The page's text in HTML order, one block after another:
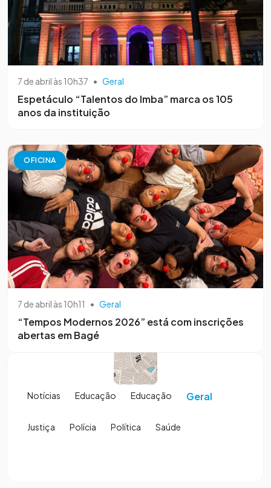
7 de abril às 10h37 • Geral
Espetáculo “Talentos do Imba” marca os 105
anos da instituição
OFICINA
7 de abril às 10h11 • Geral
“Tempos Modernos 2026” está com inscrições
abertas em Bagé
Notícias Educação Educação Geral
Justiça Polícia Política Saúde